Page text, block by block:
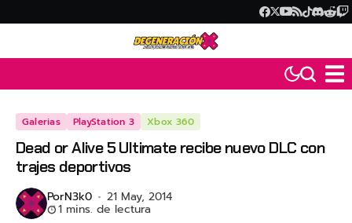
Galerias PlayStation 3 Xbox 360
Dead or Alive 5 Ultimate recibe nuevo DLC con
trajes deportivos
PorN3k0 21 May, 2014
1 mins. de lectura